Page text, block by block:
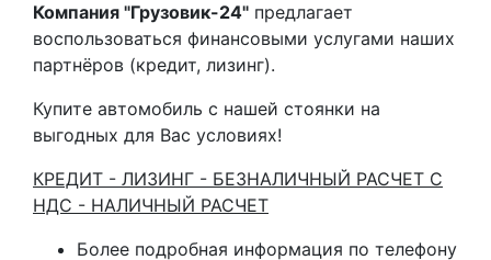
Компания "Грузовик-24" предлагает
воспользоваться финансовыми услугами наших
партнёров (кредит, лизинг).
Купите автомобиль с нашей стоянки на
выгодных для Вас условиях!
КРЕДИТ - ЛИЗИНГ - БЕЗНАЛИЧНЫЙ РАСЧЕТ С
НДС - НАЛИЧНЫЙ РАСЧЕТ
Более подробная информация по телефону